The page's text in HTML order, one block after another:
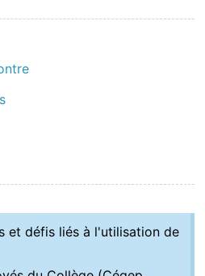
et défis liés à l'utilisation de